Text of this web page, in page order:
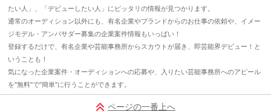
たい人」、「デビューしたい人」にピッタリの情報が見つかります。
通常のオーディション以外にも、有名企業やブランドからのお仕事の依頼や、イメー
ジモデル・アンバサダー募集の企業案件情報もいっぱい！
登録するだけで、有名企業や芸能事務所からスカウトが届き、即芸能界デビュー！と
いうことも！
気になった企業案件・オーディションへの応募や、入りたい芸能事務所へのアピール
を"無料"で"簡単"に行うことができます。
ページの一番上へ